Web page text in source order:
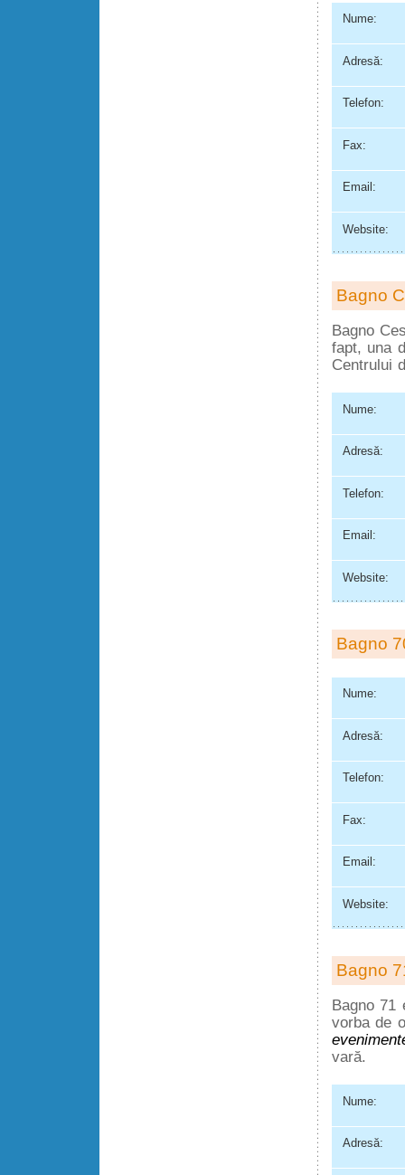
Nume:
Adresă:
Telefon:
Fax:
Email:
Website:
Bagno
Bagno
fapt, una
Centrului
Nume:
Adresă:
Telefon:
Email:
Website:
Bagno
Nume:
Adresă:
Telefon:
Fax:
Email:
Website:
Bagno
Bagno
vorba de
vară.
Nume:
Adresă: